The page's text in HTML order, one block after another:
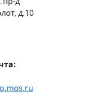
д.10